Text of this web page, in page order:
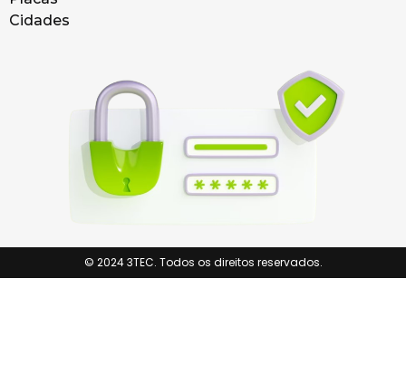
Cidades
© 2024 3TEC. Todos os direitos reservados.